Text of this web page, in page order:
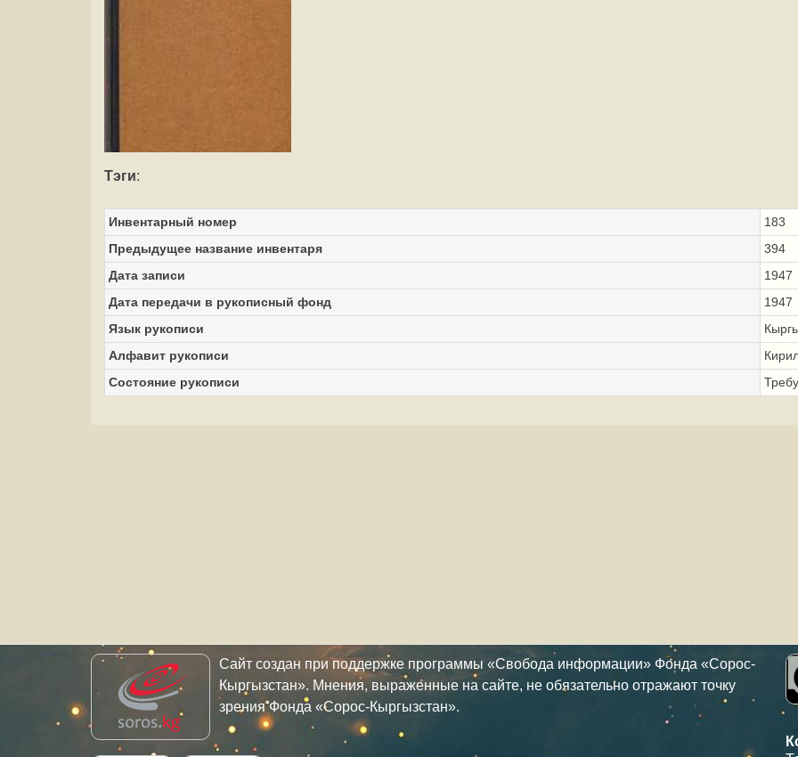
Тэги:
Инвентарный номер
183
Предыдущее название инвентаря
394
Дата записи
1947
Дата передачи в рукописный фонд
1947
Язык рукописи
Алфавит рукописи
Состояние рукописи
Сайт создан при поддержке программы «Свобода информации» Фонда «Сорос-
Кыргызстан». Мнения, выраженные на сайте, не обязательно отражают точку
зрения Фонда «Сорос-Кыргызстан».